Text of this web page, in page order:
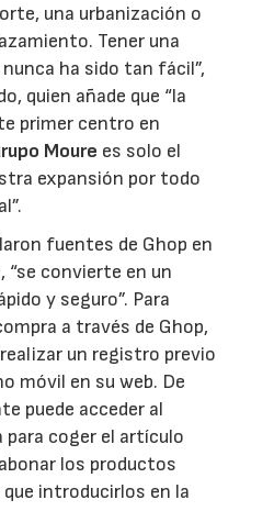
una urbanización o
Tener una
ha sido tan fácil”,
quien añade que “la
primer centro en
Moure es solo el
expansión por todo
fuentes de Ghop en
“se convierte en un
y seguro”. Para
a través de Ghop,
un registro previo
móvil en su web. De
puede acceder al
para coger el artículo
los productos
introducirlos en la